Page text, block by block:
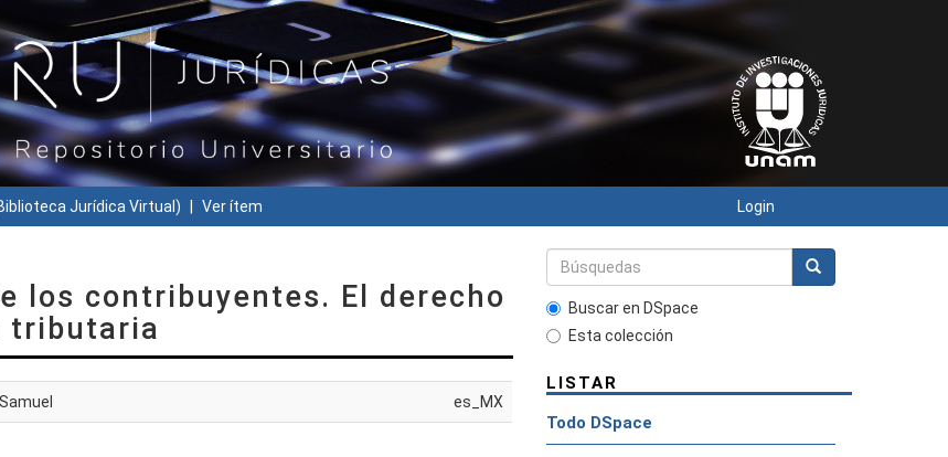
Jurídica Virtual) Ver ítem Login
los contribuyentes. El derecho
tributaria
es_MX
Buscar en DSpace
Esta colección
LISTAR
Todo DSpace